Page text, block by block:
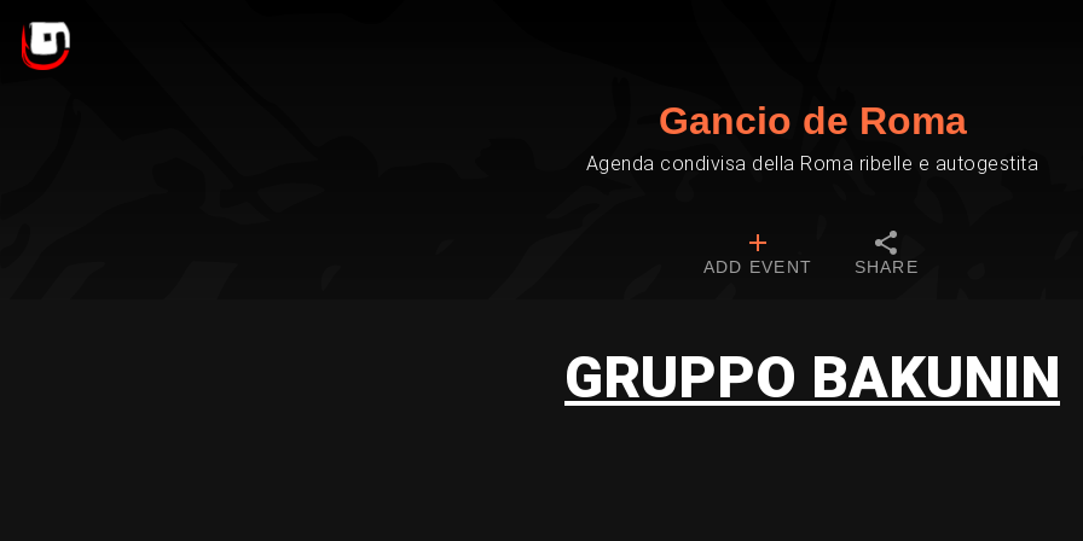
Gancio de Roma
Agenda condivisa della Roma ribelle e autogestita
ADD EVENT SHARE
GRUPPO BAKUNIN